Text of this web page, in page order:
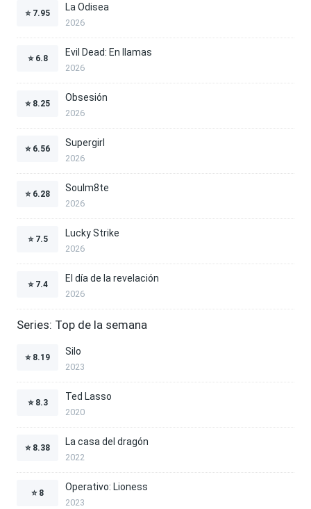
⭐ 7.95
La Odisea
2026
⭐ 6.8
Evil Dead: En llamas
2026
⭐ 8.25
Obsesión
2026
⭐ 6.56
Supergirl
2026
⭐ 6.28
Soulm8te
2026
⭐ 7.5
Lucky Strike
2026
⭐ 7.4
El día de la revelación
2026
Series: Top de la semana
⭐ 8.19
Silo
2023
⭐ 8.3
Ted Lasso
2020
⭐ 8.38
La casa del dragón
2022
⭐ 8
Operativo: Lioness
2023